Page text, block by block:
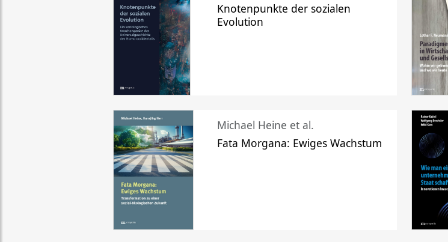
Knotenpunkte der sozialen
Evolution
Michael Heine et al.
Fata Morgana: Ewiges Wachstum